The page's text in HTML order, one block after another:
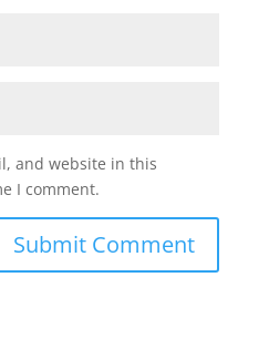
and website in this
I comment.